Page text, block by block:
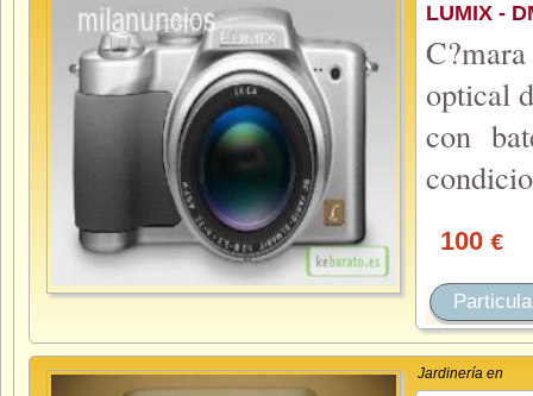
LUMIX -
optical
con
100 €
Jardinería en